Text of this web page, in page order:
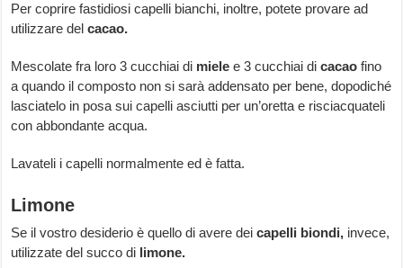
Per coprire fastidiosi capelli bianchi, inoltre, potete provare ad
utilizzare delcacao.
Mescolate fra loro 3 cucchiai di miele e 3 cucchiai dicacao fino
a quando il composto non si sarà addensato per bene, dopodiché
lasciatelo in posa sui capelli asciutti per un’oretta e risciacquateli
con abbondante acqua.
Lavateli i capelli normalmente ed è fatta.
Limone
Se il vostro desiderio è quello di avere deicapelli biondi, invece,
utilizzate del succo di limone.